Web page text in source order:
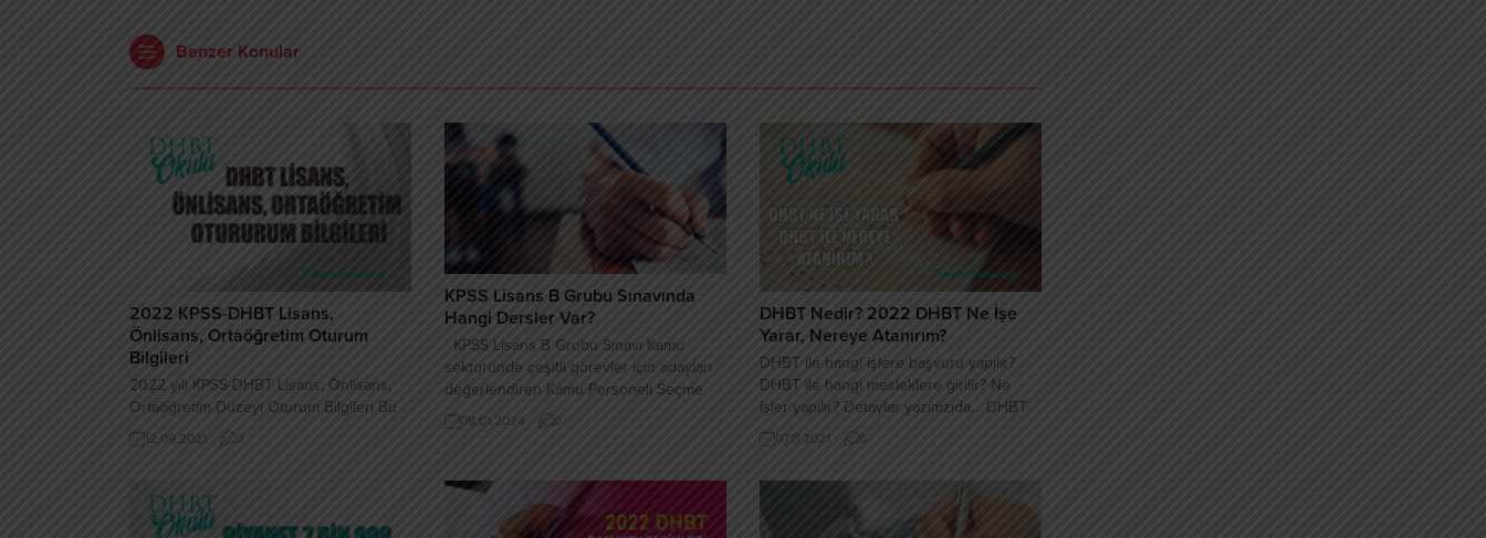
Benzer Konular
2022 KPSS-DHBT Lisans,
Önlisans, Ortaöğretim Oturum
Bilgileri
2022 yılı KPSS-DHBT Lisans, Önlisans,
Ortaöğretim Düzeyi Oturum Bilgileri Bu
alanda adaylar, katılmak istedikleri
oturumları işaretleyeceklerdir. Tüm
Genel Kültür Testlerini cevaplamak
zorundadırlar. Diyanet İşleri
12.09.2021 0
KPSS Lisans B Grubu Sınavında
Hangi Dersler Var?
KPSS Lisans B Grubu Sınavı Kamu
sektöründe çeşitli görevler için adayları
değerlendiren Kamu Personeli Seçme
Sınavı (KPSS) Lisans B Grubu için,
sınavda sorumlu olunan derslerin listesi
sektöründeki kariyer yollarında önemli bir
yol gösterici olarak kabul ediliyor. KPSS
Lisans B Grubu Sınavında Hangi Dersler
08.01.2024 0
DHBT Nedir? 2022 DHBT Ne İşe
Yarar, Nereye Atanırım?
DHBT ile hangi işlere başvuru yapılır?
DHBT ile hangi mesleklere girilir? Ne
işler yapılır? Detaylar yazımzıda… DHBT
Nedir? DHBT sınavı Diyanet İşleri
Başkanlığında görev almak insanların
işlerinde görev almak isteyen insanlar
KPSS genel kültür, genel yetenek
07.11.2021 0